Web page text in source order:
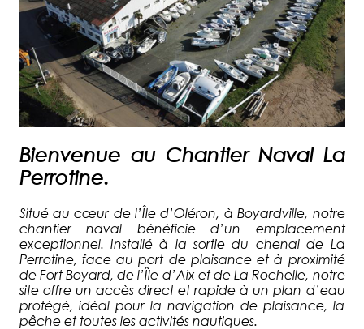
Bienvenue au Chantier Naval La
Perrotine.
Situé au cœur de l’Île d’Oléron, à Boyardville, notre
chantier naval bénéficie d’un emplacement
exceptionnel. Installé à la sortie du chenal de La
Perrotine, face au port de plaisance et à proximité
de Fort Boyard, de l’Île d’Aix et de La Rochelle, notre
site offre un accès direct et rapide à un plan d’eau
protégé, idéal pour la navigation de plaisance, la
pêche et toutes les activités nautiques.